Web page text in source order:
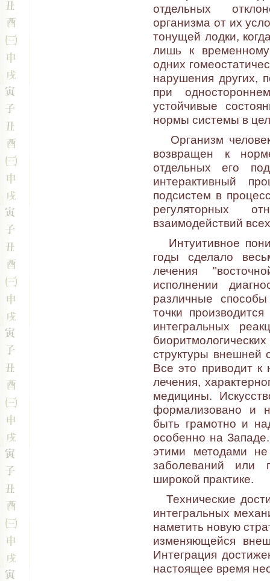
отдельных
организма от их
тонущей лодки,
лишь к
одних
нарушения других,
при
устойчивые
нормы системы в
Организм
возвращен к
отдельных его
интерактивный
подсистем в
регуляторных
взаимодействий
Интуитивное
годы сделало
лечения
исполнении
различные
точки
интегральных
структуры внешней
Все это приводит к
лечения,
медицины.
формализовано и
быть грамотно и
особенно на
этими методами не
заболеваний или
широкой практике.
Технические
интегральных
наметить новую
изменяющейся
Интеграция
настоящее время